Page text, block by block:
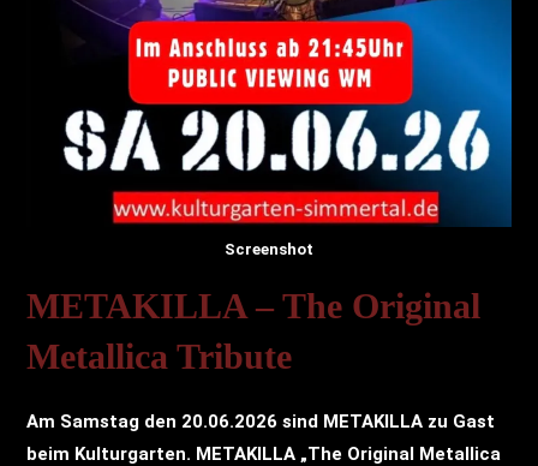
Screenshot
METAKILLA – The Original
Metallica Tribute
Am Samstag den 20.06.2026 sind METAKILLA zu Gast
beim Kulturgarten. METAKILLA „The Original Metallica